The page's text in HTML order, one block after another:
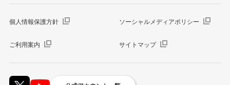
個人情報保護方針 ソーシャルメディアポリシー
ご利用案内 サイトマップ